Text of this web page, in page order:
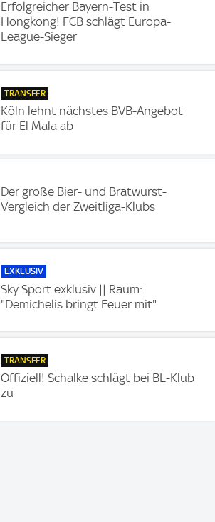
Erfolgreicher Bayern-Test in
Hongkong! FCB schlägt Europa-
League-Sieger
TRANSFER
Köln lehnt nächstes BVB-Angebot
für El Mala ab
Der große Bier- und Bratwurst-
Vergleich der Zweitliga-Klubs
EXKLUSIV
Sky Sport exklusiv || Raum:
"Demichelis bringt Feuer mit"
TRANSFER
Offiziell! Schalke schlägt bei BL-Klub
zu